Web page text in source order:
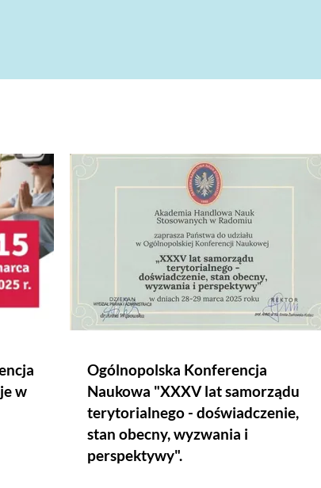
w
"Wartości, idee, emocje w słowach i obrazach. Nauka w
Ogólnopolska Konferencja
Naukowa "XXXV lat samorządu
terytorialnego - doświadczenie,
stan obecny, wyzwania i
perspektywy".
Ogólnopolska Konferencja Naukowa "XXXV